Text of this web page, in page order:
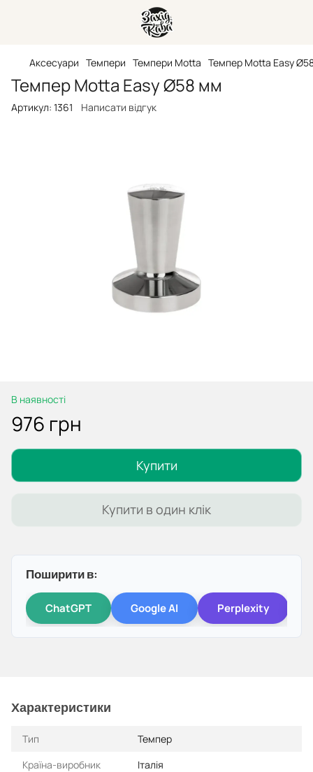
Аксесуари Темпери Темпери Motta Темпер Мotta Easy
Темпер Мotta Easy Ø58 мм
Артикул: 1361 Написати відгук
В наявності
976 грн
Купити
Купити в один клік
Поширити в:
ChatGPT Google AI Perplexity
Характеристики
Тип
Темпер
Країна-виробник
Італія